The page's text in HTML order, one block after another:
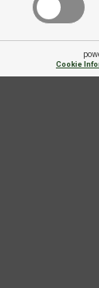
Cookie